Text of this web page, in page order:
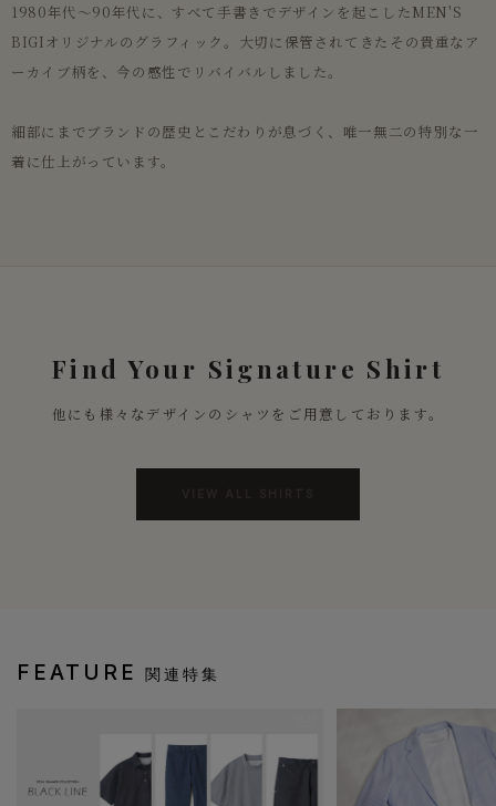
1980年代〜90年代に、すべて手書きでデザインを起こしたMEN'S
BIGIオリジナルのグラフィック。大切に保管されてきたその貴重なア
ーカイブ柄を、今の感性でリバイバルしました。
細部にまでブランドの歴史とこだわりが息づく、唯一無二の特別な一
着に仕上がっています。
Find Your Signature Shirt
他にも様々なデザインのシャツをご用意しております。
FEATURE 関連特集